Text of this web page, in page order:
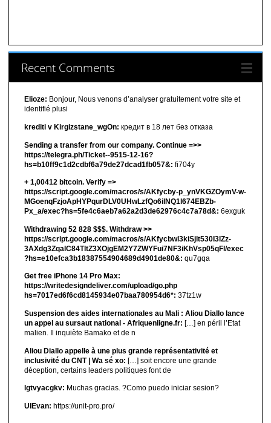
Recent Comments
Elioze: Bonjour, Nous venons d’analyser gratuitement votre site et
identifié plusi
krediti v Kirgizstane_wgOn: кредит в 18 лет без отказа
Sending a transfer from our company. Continue =>>
https://telegra.ph/Ticket--9515-12-16?
hs=b10ff9c1d2cdbf6a79de27dcad1fb057&: fi704y
+ 1,00412 bitсоin. Verify =>
https://script.google.com/macros/s/AKfycby-p_ynVKGZOymV-w-
MGoenqFzjoApHYPqurDLV0UHwLzfQo6ilNQ1l674EBZb-
Px_a/exec?hs=5fe4c6aeb7a62a2d3de62976c4c7a78d&: 6exguk
Withdrawing 52 828 $$$. Withdrаw >>
https://script.google.com/macros/s/AKfycbwl3kiSjlt530I3lZz-
3AXdg3ZqalC84TltZ3XOjgEM2Y7ZWYFui7NF3iKhVsp05qFl/exec
?hs=e10efca3b18387554904689d4901de80&: qu7gqa
Get free iPhone 14 Pro Max:
https://writedesigndeliver.com/upload/go.php
hs=7017ed6f6cd8145934e07baa780954d6*: 37tz1w
Suspension des aides internationales au Mali : Aliou Diallo lance
un appel au sursaut national - Afriquenligne.fr: […] en péril l’Etat
malien. Il inquiète Bamako et de n
Aliou Diallo appelle à une plus grande représentativité et
inclusivité du CNT | Wa sé xo: […] soit encore une grande
déception, certains leaders politiques font de
lgtvyacgkv: Muchas gracias. ?Como puedo iniciar sesion?
UIEvan: https://unit-pro.pro/